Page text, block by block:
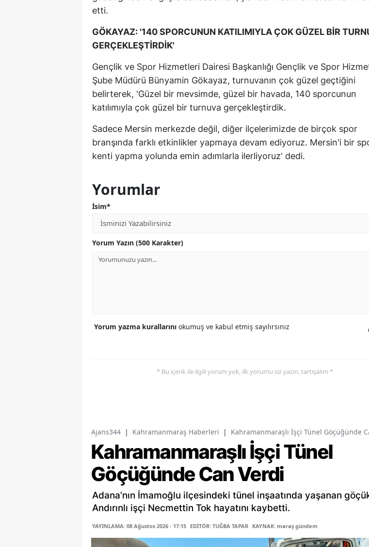
etti.
GÖKAYAZ: '140 SPORCUNUN KATILIMIYLA ÇOK GÜZEL BİR
GERÇEKLEŞTİRDİK'
Gençlik ve Spor Hizmetleri Dairesi Başkanlığı Gençlik ve Spor
Şube Müdürü Bünyamin Gökayaz, turnuvanın çok güzel geçtiğini
belirterek, 'Güzel bir mevsimde, güzel bir havada, 140 sporcunun
katılımıyla çok güzel bir turnuva gerçekleştirdik.
Sadece Mersin merkezde değil, diğer ilçelerimizde de birçok spor
branşında farklı etkinlikler yapmaya devam ediyoruz. Mersin'i bir
kenti yapma yolunda emin adımlarla ilerliyoruz' dedi.
Yorumlar
İsim*
Yorum Yazın (500 Karakter)
Yorum yazma kurallarını okumuş ve kabul etmiş sayılırsınız
* Bu içerik ile ilgili yorum yok, ilk yorumu siz yazın, tartışalım *
Ajans344 | Kahramanmaraş Haberleri | Kahramanmaraşlı İşçi Tünel Göçüğünde
Kahramanmaraşlı İşçi Tünel
Göçüğünde Can Verdi
Adana’nın İmamoğlu ilçesindeki tünel inşaatında yaşanan
Andırınlı işçi Necmettin Tok hayatını kaybetti.
YAYINLAMA: 08 Ağustos 2026 - 17:15 EDİTÖR: TUĞBA TAPAR KAYNAK: maraş gündem